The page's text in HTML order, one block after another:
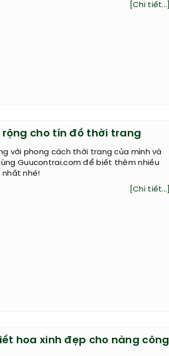
[Chi tiết...]
rộng cho tín đồ thời trang
với phong cách thời trang của mình và
Guucontrai.com để biết thêm nhiều
nhé!
[Chi tiết...]
hoa xinh đẹp cho nàng công